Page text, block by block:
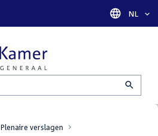
Taal
NL
Plenaire verslagen